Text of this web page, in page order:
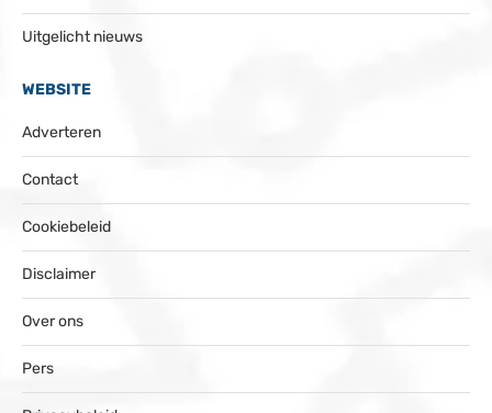
Uitgelicht nieuws
WEBSITE
Adverteren
Contact
Cookiebeleid
Disclaimer
Over ons
Pers